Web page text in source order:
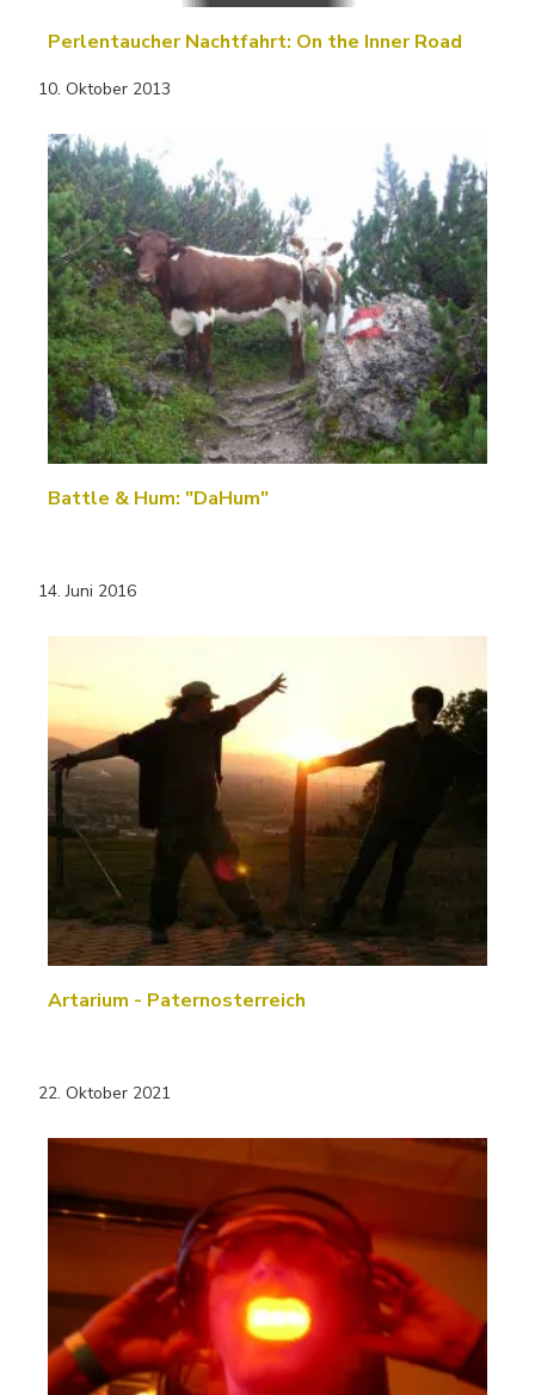
Perlentaucher Nachtfahrt: On the Inner Road
10. Oktober 2013
Battle & Hum: "DaHum"
14. Juni 2016
Artarium - Paternosterreich
22. Oktober 2021